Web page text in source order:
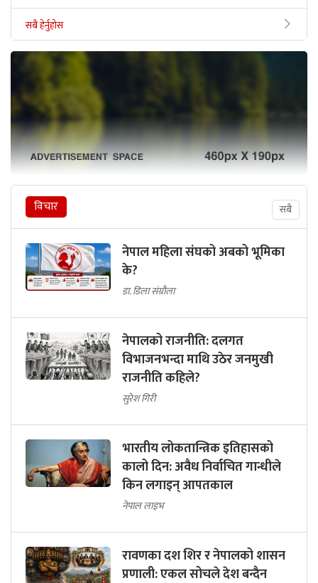
सबै हेर्नुहोस
विचार सबै
नेपाल महिला संघको अबको भूमिका
के?
डा. डिला संग्रौला
नेपालको राजनीति: दलगत
विभाजनभन्दा माथि उठेर जनमुखी
राजनीति कहिले?
सुरेश गिरी
भारतीय लोकतान्त्रिक इतिहासको
कालो दिन: अवैध निर्वाचित गान्धीले
किन लगाइन् आपतकाल
नेपाल लाइभ
रावणका दश शिर र नेपालको शासन
प्रणाली: एकल सोचले देश बन्दैन